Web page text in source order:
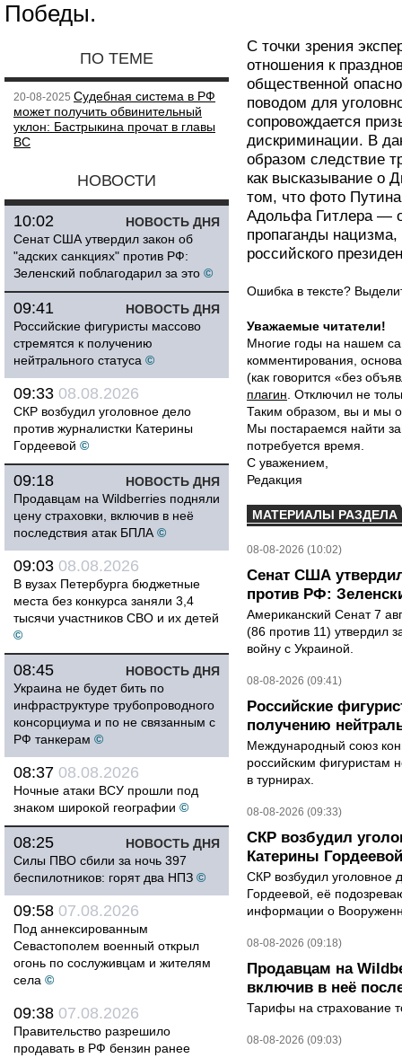
Победы.
ПО ТЕМЕ
20-08-2025 Судебная система в РФ
может получить обвинительный
уклон: Бастрыкина прочат в главы
ВС
НОВОСТИ
НОВОСТЬ ДНЯ
10:02
Сенат США утвердил закон об
"адских санкциях" против РФ:
Зеленский поблагодарил за это ©
НОВОСТЬ ДНЯ
09:41
Российские фигуристы массово
стремятся к получению
нейтрального статуса ©
09:33 08.08.2026
СКР возбудил уголовное дело
против журналистки Катерины
Гордеевой ©
НОВОСТЬ ДНЯ
09:18
Продавцам на Wildberries подняли
цену страховки, включив в неё
последствия атак БПЛА ©
09:03 08.08.2026
В вузах Петербурга бюджетные
места без конкурса заняли 3,4
тысячи участников СВО и их детей
©
НОВОСТЬ ДНЯ
08:45
Украина не будет бить по
инфраструктуре трубопроводного
консорциума и по не связанным с
РФ танкерам ©
08:37 08.08.2026
Ночные атаки ВСУ прошли под
знаком широкой географии ©
НОВОСТЬ ДНЯ
08:25
Силы ПВО сбили за ночь 397
беспилотников: горят два НПЗ ©
09:58 07.08.2026
Под аннексированным
Севастополем военный открыл
огонь по сослуживцам и жителям
села ©
09:38 07.08.2026
Правительство разрешило
продавать в РФ бензин ранее
С точки зрения
отношения к
общественной
поводом для
сопровождается
дискриминации. В
образом следствие
как высказывание о
том, что фото
Адольфа Гитлера —
пропаганды
российского
Ошибка в тексте?
Уважаемые читатели!
Многие годы на нашем
комментирования,
(как говорится «без
плагин . Отключил не
Таким образом, вы и мы
Мы постараемся найти
потребуется время.
С уважением,
Редакция
МАТЕРИАЛЫ РАЗДЕЛА
08-08-2026 (10:02)
Сенат США
против РФ:
Американский Сенат 7
(86 против 11) утвердил
войну с Украиной.
08-08-2026 (09:41)
Российские
получению
Международный союз
российским фигуристам
в турнирах.
08-08-2026 (09:33)
СКР возбудил
Катерины Гордеевой
СКР возбудил уголовное
Гордеевой, её
информации о
08-08-2026 (09:18)
Продавцам на
включив в неё
Тарифы на страхование
08-08-2026 (09:03)